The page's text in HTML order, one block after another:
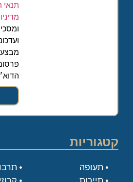
תנאי
קטגוריות
תעופה